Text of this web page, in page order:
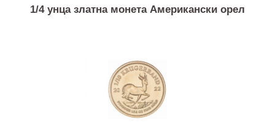
1/4 унца златна монета Американски орел